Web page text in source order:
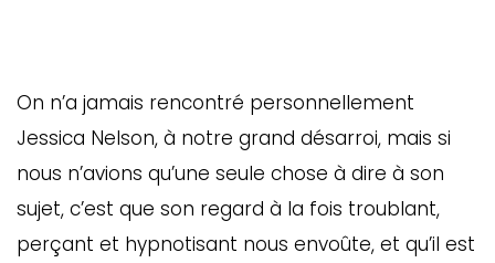
On n’a jamais rencontré personnellement
Jessica Nelson, à notre grand désarroi, mais si
nous n’avions qu’une seule chose à dire à son
sujet, c’est que son regard à la fois troublant,
perçant et hypnotisant nous envoûte, et qu’il est